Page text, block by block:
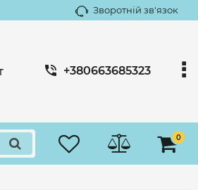
Зворотній зв'язок
+380663685323
0